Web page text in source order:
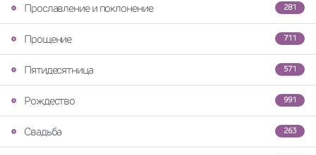
281
Прославление и поклонение
711
Прощение
571
Пятидесятница
991
Рождество
263
Свадьба